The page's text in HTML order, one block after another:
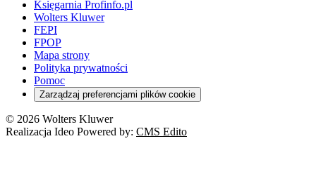
Nowe uprawnienia PIP
Orzeczenia
Energetyka
ESG
Kredyty
Cło
Deregulacja
Cyberbezpieczeństwo
Franczyza
Prawo autorskie
Domowe finanse
Emerytury i renty
Pacjent
Szkoła i uczeń
Turystyka
Orzeczenia
RODO
Księgarnia Profinfo.pl
Wolters Kluwer
FEPI
FPOP
Mapa strony
Polityka prywatności
Pomoc
Zarządzaj preferencjami plików cookie
© 2026 Wolters Kluwer
Realizacja Ideo Powered by: CMS Edito